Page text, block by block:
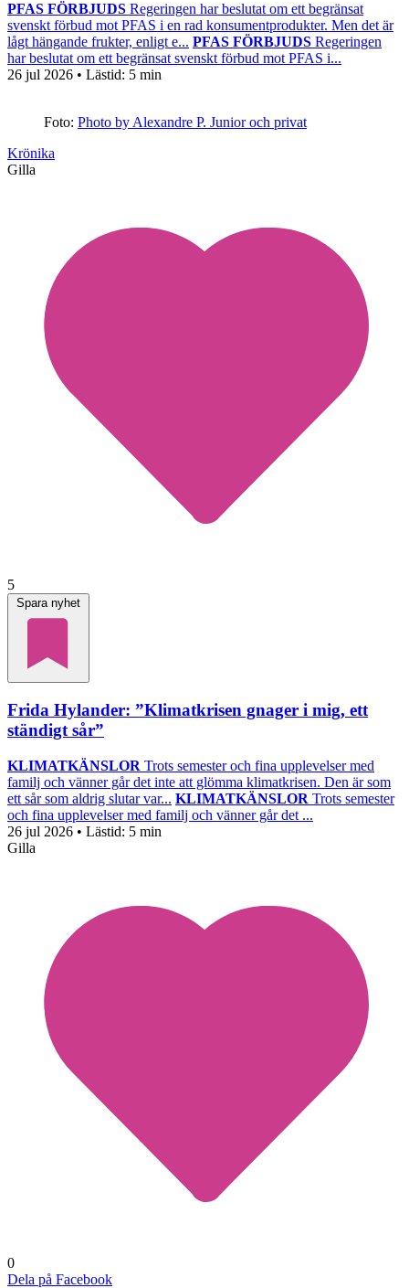
PFAS FÖRBJUDS Regeringen har beslutat om ett begränsat
svenskt förbud mot PFAS i en rad konsumentprodukter. Men det är
lågt hängande frukter, enligt e... PFAS FÖRBJUDS Regeringen
har beslutat om ett begränsat svenskt förbud mot PFAS i...
26 jul 2026 • Lästid: 5 min
Foto: Photo by Alexandre P. Junior och privat
Krönika
Gilla
5
Spara nyhet
Frida Hylander: ”Klimatkrisen gnager i mig, ett
ständigt sår”
KLIMATKÄNSLOR Trots semester och fina upplevelser med
familj och vänner går det inte att glömma klimatkrisen. Den är som
ett sår som aldrig slutar var... KLIMATKÄNSLOR Trots semester
och fina upplevelser med familj och vänner går det ...
26 jul 2026 • Lästid: 5 min
Gilla
0
Dela på Facebook